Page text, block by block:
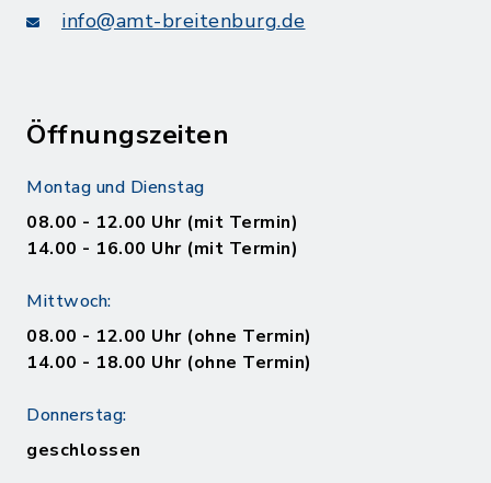
info@amt-breitenburg.de
Öffnungszeiten
Montag und Dienstag
08.00 - 12.00 Uhr (mit Termin)
14.00 - 16.00 Uhr (mit Termin)
Mittwoch:
08.00 - 12.00 Uhr (ohne Termin)
14.00 - 18.00 Uhr (ohne Termin)
Donnerstag:
geschlossen